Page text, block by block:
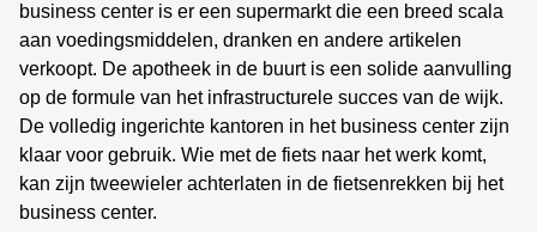
business center is er een supermarkt die een breed scala
aan voedingsmiddelen, dranken en andere artikelen
verkoopt. De apotheek in de buurt is een solide aanvulling
op de formule van het infrastructurele succes van de wijk.
De volledig ingerichte kantoren in het business center zijn
klaar voor gebruik. Wie met de fiets naar het werk komt,
kan zijn tweewieler achterlaten in de fietsenrekken bij het
business center.